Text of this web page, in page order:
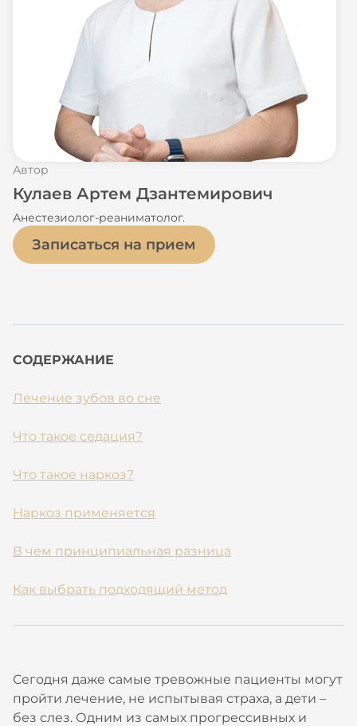
Автор
Кулаев Артем Дзантемирович
Анестезиолог-реаниматолог.
Записаться на прием
СОДЕРЖАНИЕ
Лечение зубов во сне
Что такое седация?
Что такое наркоз?
Наркоз применяется
В чем принципиальная разница
Как выбрать подходящий метод
Сегодня даже самые тревожные пациенты могут
пройти лечение, не испытывая страха, а дети –
без слез. Одним из самых прогрессивных и